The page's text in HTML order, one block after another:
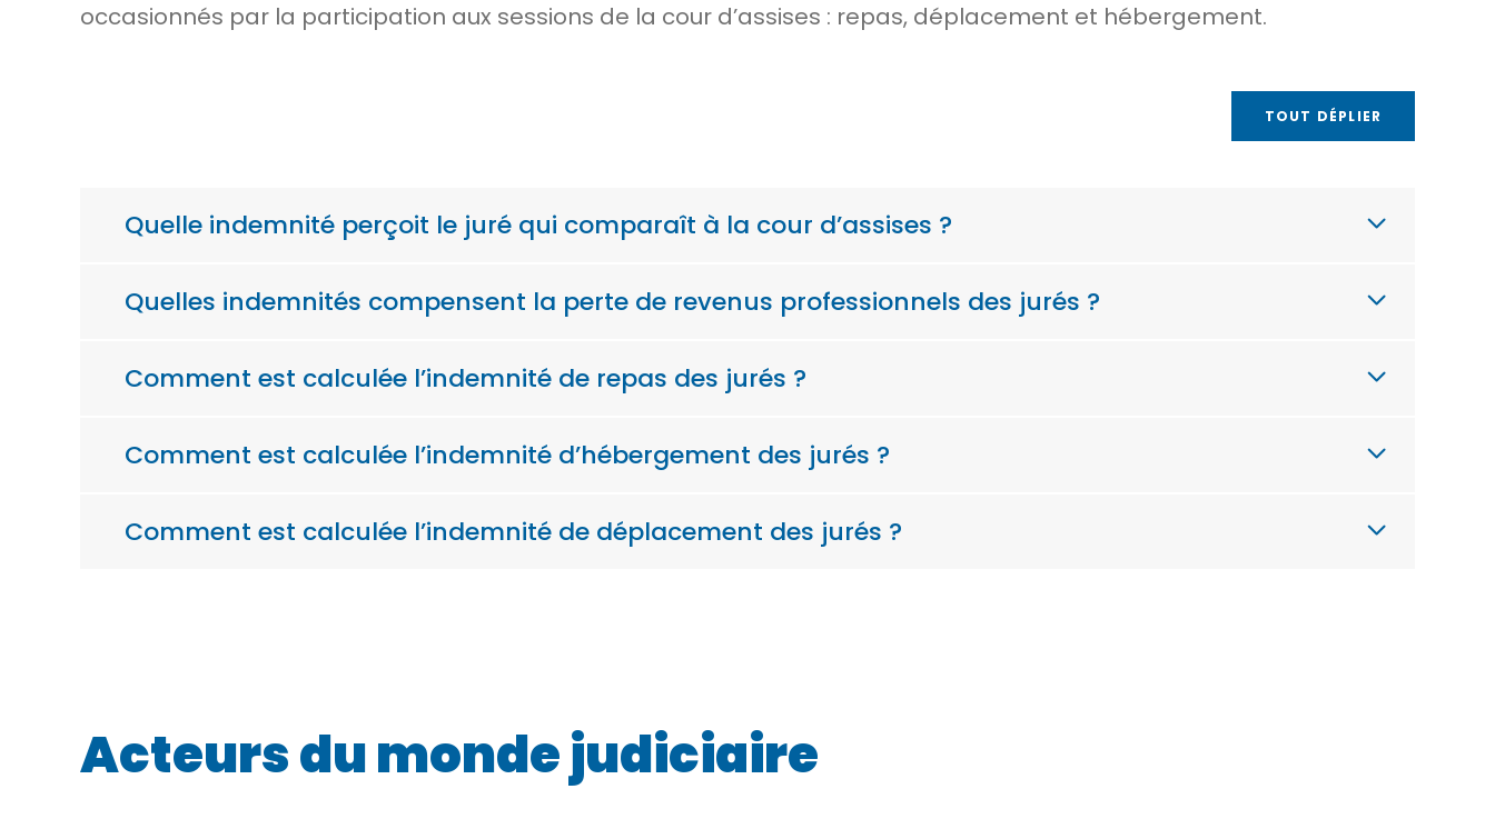
occasionnés par la participation aux sessions de la cour d’assises : repas, déplacement et hébergement.
TOUT DÉPLIER
Quelle indemnité perçoit le juré qui comparaît à la cour d’assises ?
Quelles indemnités compensent la perte de revenus professionnels des jurés ?
Comment est calculée l’indemnité de repas des jurés ?
Comment est calculée l’indemnité d’hébergement des jurés ?
Comment est calculée l’indemnité de déplacement des jurés ?
Acteurs du monde judiciaire